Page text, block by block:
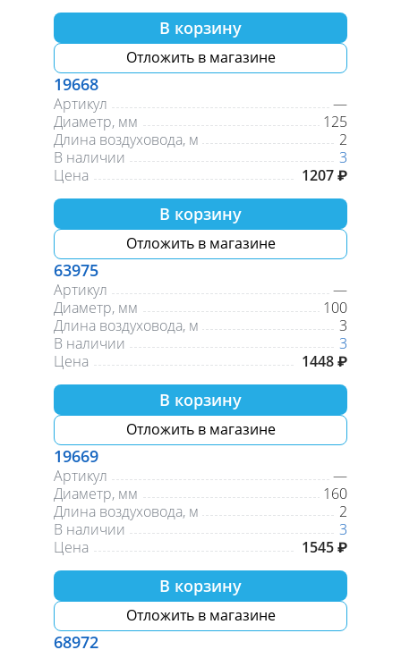
В корзину
Отложить в магазине
19668
Артикул
—
Диаметр, мм
125
Длина воздуховода, м
2
В наличии
3
Цена
1207 ₽
В корзину
Отложить в магазине
63975
Артикул
—
Диаметр, мм
100
Длина воздуховода, м
3
В наличии
3
Цена
1448 ₽
В корзину
Отложить в магазине
19669
Артикул
—
Диаметр, мм
160
Длина воздуховода, м
2
В наличии
3
Цена
1545 ₽
В корзину
Отложить в магазине
68972